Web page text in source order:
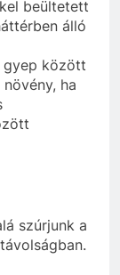
beültetett
álló
gyep között
ha
szúrjunk a